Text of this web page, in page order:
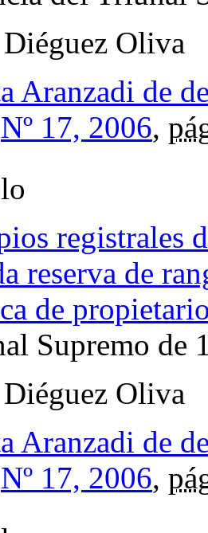
Oliva
Aranzadi de
Nº 17, 2006,
registrales
reserva de
de
Supremo de
Oliva
Aranzadi de
Nº 17, 2006,